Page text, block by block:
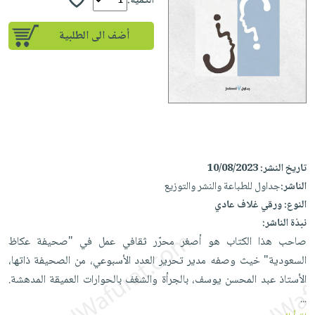
إختياراتنا
صندوق
القراءة
iKitab
أسئلة
يتكرر
iKitab
على
Android
تحميل
iKitab
على
Apple
أسئلة
masmu3
على
masmu3
على
Apple
المواضيع
تعليمية
جوائز
تعليمية
الصحة
والعناية
جديد
أجهزة
العناية
الشخصية
العناية
وتصفيف
الشعر
العناية
المطبخ
والسفرة
الكل
أواني
الطهي
متجر
الهدايا
أضف الى الطلبية
تاريخ النشر:10/08/2023
الناشر:جداول للطباعة والنشر والتوزيع
النوع:ورقي غلاف عادي
نبذة الناشر:
صاحب هذا الكتاب هو أصغر محرّر ثقافي عمل في "صحيفة عكاظ
السعودية" خيث وصفه مدير تحرير العدد الأسبوعي، من الصحيفة ذاتها،
الأستاذ عبد المحسن يوسف، بالجرأة والشغف بالحوارات العميقة المدهشة.
...